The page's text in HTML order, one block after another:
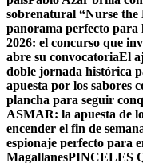
sobrenatural “Nurse the
panorama perfecto para
2026: el concurso que
abre su convocatoriaEl
doble jornada histórica
apuesta por los sabores
plancha para seguir
ASMAR: la apuesta de
encender el fin de
espionaje perfecto para
MagallanesPINCELES